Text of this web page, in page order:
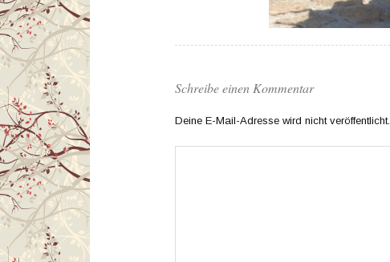
Schreibe einen Kommentar
Deine E-Mail-Adresse wird nicht veröffentlicht.